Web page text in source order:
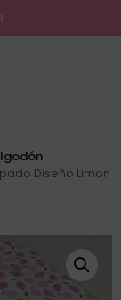
Diseño Limon